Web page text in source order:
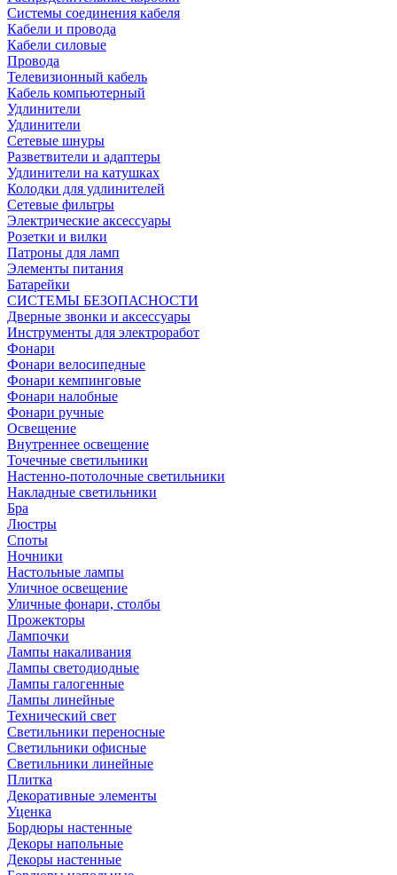
Системы соединения кабеля
Кабели и провода
Кабели силовые
Провода
Телевизионный кабель
Кабель компьютерный
Удлинители
Удлинители
Сетевые шнуры
Разветвители и адаптеры
Удлинители на катушках
Колодки для удлинителей
Сетевые фильтры
Электрические аксессуары
Розетки и вилки
Патроны для ламп
Элементы питания
Батарейки
СИСТЕМЫ БЕЗОПАСНОСТИ
Дверные звонки и аксессуары
Инструменты для электроработ
Фонари
Фонари велосипедные
Фонари кемпинговые
Фонари налобные
Фонари ручные
Освещение
Внутреннее освещение
Точечные светильники
Настенно-потолочные светильники
Накладные светильники
Бра
Люстры
Споты
Ночники
Настольные лампы
Уличное освещение
Уличные фонари, столбы
Прожекторы
Лампочки
Лампы накаливания
Лампы светодиодные
Лампы галогенные
Лампы линейные
Технический свет
Светильники переносные
Светильники офисные
Светильники линейные
Плитка
Декоративные элементы
Уценка
Бордюры настенные
Декоры напольные
Декоры настенные